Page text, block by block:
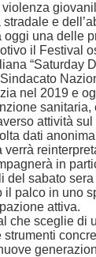
e
oggi una delle
il Festival
“Saturday
nel 2019 e
attività
dati
in
del sabato
il palco in uno
attiva.
che sceglie
strumenti